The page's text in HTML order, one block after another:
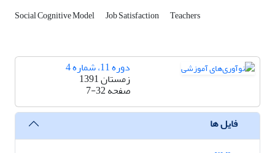
Social Cognitive Model Job Satisfaction Teachers
دوره 11، شماره 4
زمستان 1391
صفحه7-32
فایل ها